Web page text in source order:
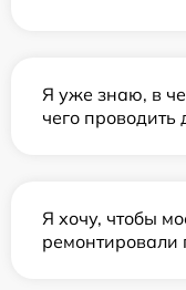
Я уже знаю, в
чего проводить
Я хочу, чтобы
ремонтировали